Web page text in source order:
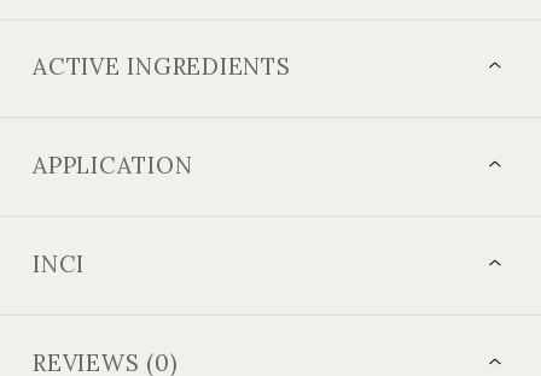
ACTIVE INGREDIENTS
APPLICATION
INCI
REVIEWS (0)